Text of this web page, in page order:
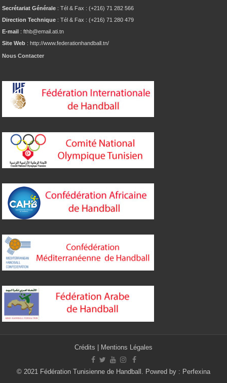
Secrétariat Générale : Tél & Fax : (+216) 71 282 566
Direction Technique : Tél & Fax : (+216) 71 280 479
E-mail : fthb@email.ati.tn
Site Web : http://www.federationhandball.tn/
Nous Contacter
Crédits Mentions Légales
© 2021 Fédération Tunisienne de Handball. Powred by : Perfexina